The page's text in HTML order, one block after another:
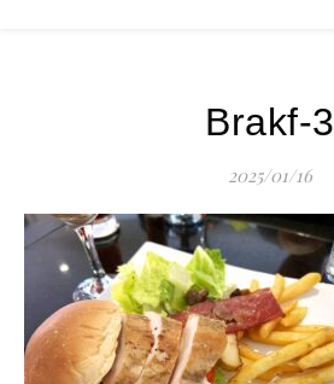
Brakf-3
2025/01/16